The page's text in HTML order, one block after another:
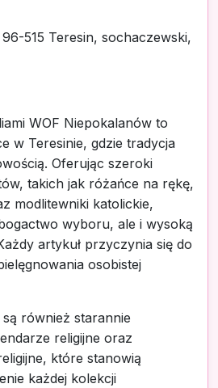
515 Teresin, sochaczewski,
WOF Niepokalanów to
w Teresinie, gdzie tradycja
Oferując szeroki
takich jak różańce na rękę,
modlitewniki katolickie,
wyboru, ale i wysoką
artykuł przyczynia się do
osobistej
również starannie
religijne oraz
które stanowią
każdej kolekcji